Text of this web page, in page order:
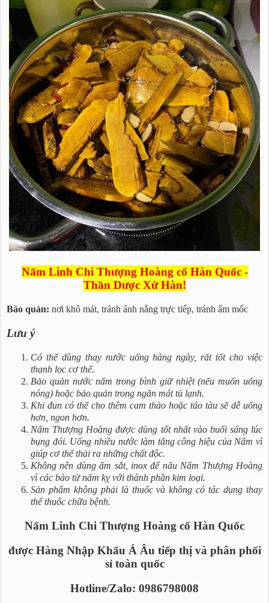
Nấm Linh Chi Thượng Hoàng cổ Hàn Quốc -
Thần Dược Xứ Hàn!
Bảo quản: nơi khô mát, tránh ánh nắng trực tiếp, tránh ẩm mốc
Lưu ý
Có thể dùng thay nước uống hàng ngày, rất tốt cho việc
thanh lọc cơ thể.
Bảo quản nước nấm trong bình giữ nhiệt (nếu muốn uống
nóng) hoặc bảo quản trong ngăn mát tủ lạnh.
Khi đun có thể cho thêm cam thảo hoặc táo tàu sẽ dễ uống
hơn, ngon hơn.
Nấm Thượng Hoàng được dùng tốt nhất vào buổi sáng lúc
bụng đói. Uống nhiều nước làm tăng công hiệu của Nấm vì
giúp cơ thể thải ra những chất độc.
Không nên dùng ấm sắt, inox để nấu Nấm Thượng Hoàng
vì các bào tử nấm kỵ với thành phần kim loại.
Sản phẩm không phải là thuốc và không có tác dụng thay
thế thuốc chữa bệnh.
Nấm Linh Chi Thượng Hoàng cổ Hàn Quốc
được Hàng Nhập Khẩu Á Âu tiếp thị và phân phối
sỉ toàn quốc
Hotline/Zalo: 0986798008